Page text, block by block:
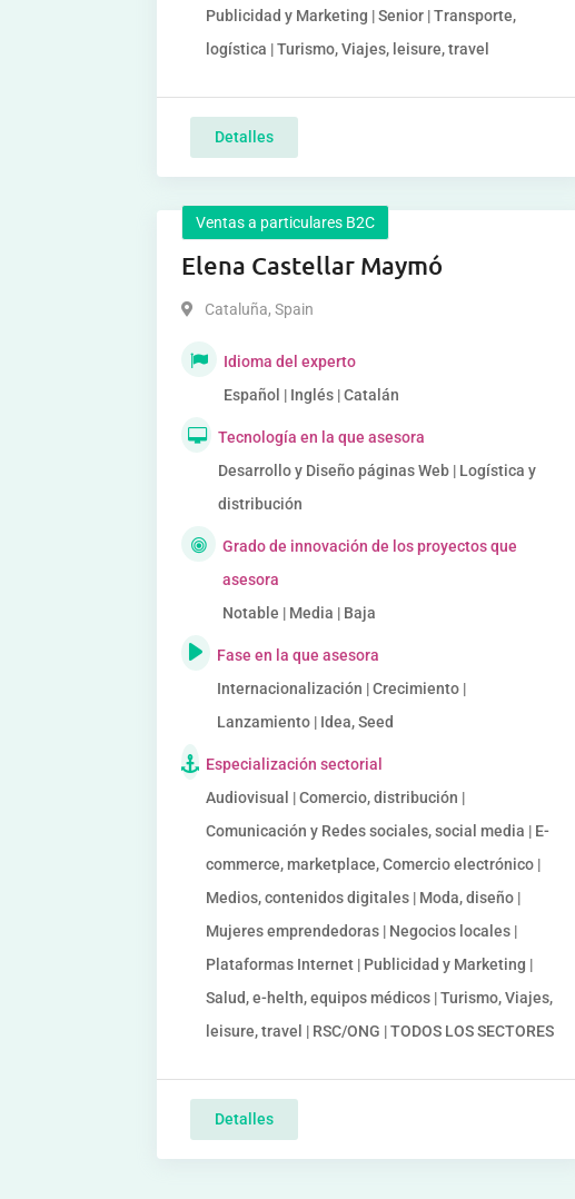
Publicidad y Marketing | Senior | Transporte,
logística | Turismo, Viajes, leisure, travel
Detalles
Ventas a particulares B2C
Elena Castellar Maymó
Cataluña, Spain
Idioma del experto
Español | Inglés | Catalán
Tecnología en la que asesora
Desarrollo y Diseño páginas Web | Logística y
distribución
Grado de innovación de los proyectos que
asesora
Notable | Media | Baja
Fase en la que asesora
Internacionalización | Crecimiento |
Lanzamiento | Idea, Seed
Especialización sectorial
Audiovisual | Comercio, distribución |
Comunicación y Redes sociales, social media | E-
commerce, marketplace, Comercio electrónico |
Medios, contenidos digitales | Moda, diseño |
Mujeres emprendedoras | Negocios locales |
Plataformas Internet | Publicidad y Marketing |
Salud, e-helth, equipos médicos | Turismo, Viajes,
leisure, travel | RSC/ONG | TODOS LOS SECTORES
Detalles